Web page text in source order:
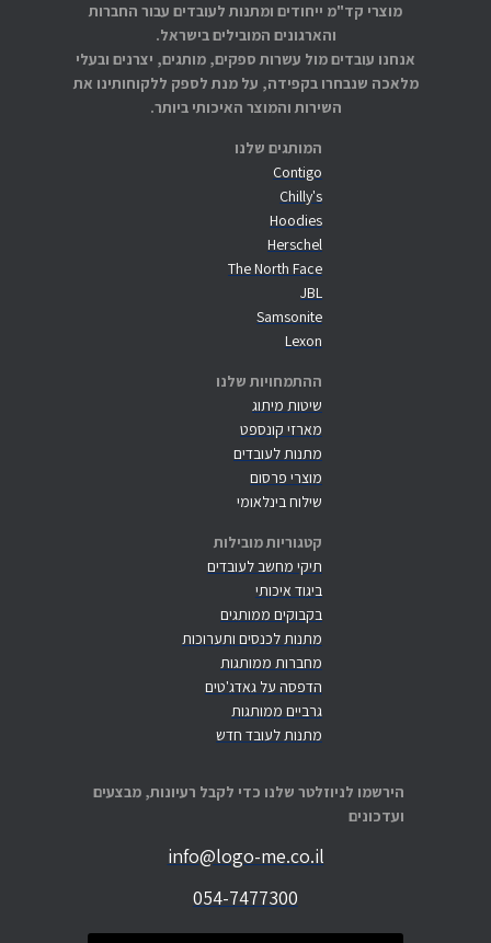
המותגים שלנו
Contigo
Chilly's
Hoodies
Herschel
The North Face
JBL
Samsonite
Lexon
ההתמחויות שלנו
שיטות מיתוג
מארזי קונספט
מתנות לעובדים
מוצרי פרסום
שילוח בינלאומי
קטגוריות מובילות
תיקי מחשב לעובדים
ביגוד איכותי
בקבוקים ממותגים
מתנות לכנסים ותערוכות
מחברות ממותגות
הדפסה על גאדג'טים
גרביים ממותגות
מתנות לעובד חדש
מוצרי קד"מ ייחודים ומתנות לעובדים עבור החברות
והארגונים המובילים בישראל.
אנחנו עובדים מול עשרות ספקים, מותגים, יצרנים ובעלי
מלאכה שנבחרו בקפידה, על מנת לספק ללקוחותינו את
השירות והמוצר האיכותי ביותר.
הירשמו לניוזלטר שלנו כדי לקבל רעיונות, מבצעים
ועדכונים
info@logo-me.co.il
054-7477300